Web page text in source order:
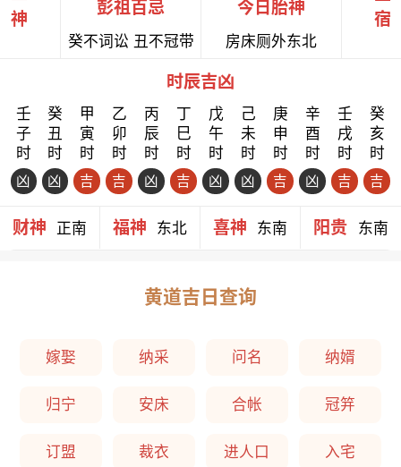
神
彭祖百忌
癸不词讼 丑不冠带
今日胎神
房床厕外东北
宿
时辰吉凶
壬
子
时
凶
癸
丑
时
凶
甲
寅
时
吉
乙
卯
时
吉
丙
辰
时
凶
丁
巳
时
吉
戊
午
时
凶
己
未
时
凶
庚
申
时
吉
辛
酉
时
凶
壬
戌
时
吉
癸
亥
时
吉
财神 正南 福神 东北 喜神 东南 阳贵 东南
黄道吉日查询
嫁娶 纳采 问名 纳婿
归宁 安床 合帐 冠笄
订盟 裁衣 进人口 入宅